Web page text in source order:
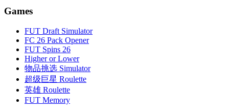
Games
FUT Draft Simulator
FC 26 Pack Opener
FUT Spins 26
Higher or Lower
物品挑选 Simulator
超级巨星 Roulette
英雄 Roulette
FUT Memory